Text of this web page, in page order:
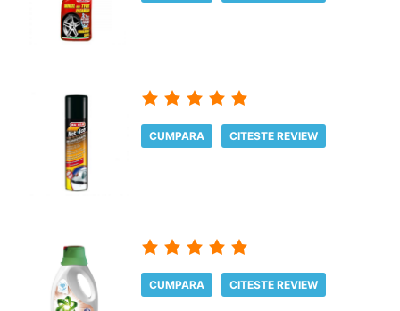
CUMPARA CITESTE REVIEW
CUMPARA CITESTE REVIEW